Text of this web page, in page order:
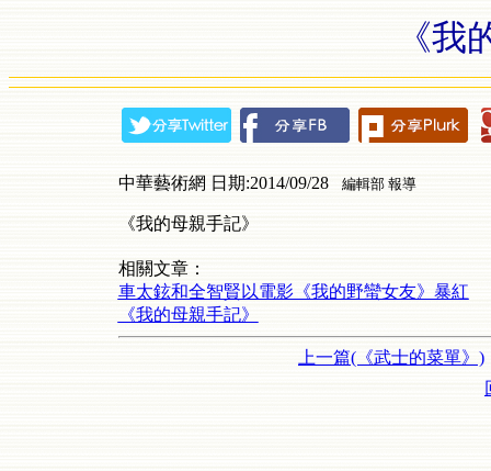
《我
中華藝術網 日期:2014/09/28 編輯部 報導
《我的母親手記》
相關文章：
車太鉉和全智賢以電影《我的野蠻女友》暴紅
《我的母親手記》
上一篇(《武士的菜單》)